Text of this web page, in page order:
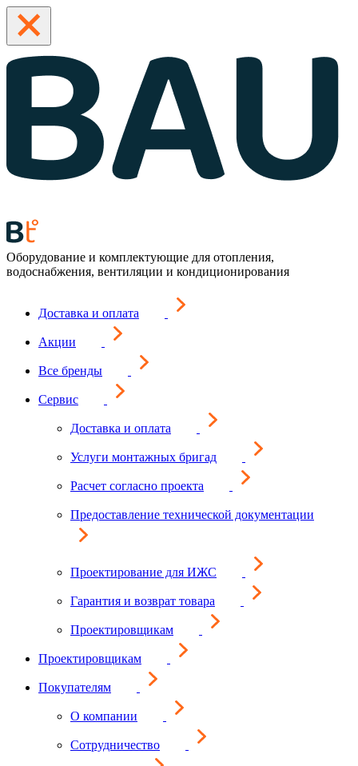
Оборудование и комплектующие для отопления,
водоснабжения, вентиляции и кондиционирования
Доставка и оплата
Акции
Все бренды
Сервис
Доставка и оплата
Услуги монтажных бригад
Расчет согласно проекта
Предоставление технической документации
Проектирование для ИЖС
Гарантия и возврат товара
Проектировщикам
Проектировщикам
Покупателям
О компании
Сотрудничество